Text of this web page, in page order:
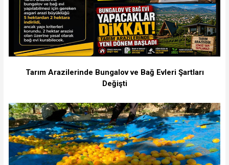
Tarım Arazilerinde Bungalov ve Bağ Evleri Şartları
Değişti